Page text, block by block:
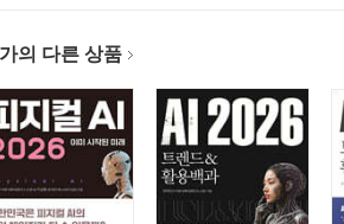
드는 숏폼 콘텐츠, 누구나 크리에이터가 될
리적 이슈
로 인스타 릴스 영상 만들기
만 주면 인스타 릴스 영상을 뚝딱! | 인스타
영상 AI 픽토리와 챗GPT의 만남, 픽토리
의 다른 상품